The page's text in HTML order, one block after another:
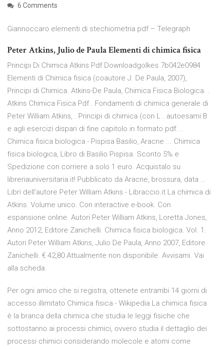
6 Comments
Giannoccaro elementi di stechiometria pdf – Telegraph
Peter Atkins, Julio de Paula Elementi di chimica fisica
Principi Di Chimica Atkins Pdf Downloadgolkes 7b042e0984
Elementi di Chimica fisica (coautore J. De Paula, 2007),
Principi di Chimica. Atkins-De Paula, Chimica Fisica Biologica. .
Atkins Chimica Fisica Pdf.. Fondamenti di chimica generale di
Peter William Atkins, . Principi di chimica (con L . autoesami B
e agli esercizi dispari di fine capitolo in formato pdf. ..
Chimica fisica biologica - Pispisa Basilio, Aracne ... Chimica
fisica biologica, Libro di Basilio Pispisa. Sconto 5% e
Spedizione con corriere a solo 1 euro. Acquistalo su
libreriauniversitaria.it! Pubblicato da Aracne, brossura, data …
Libri dell'autore Peter William Atkins - Libraccio.it La chimica di
Atkins. Volume unico. Con interactive e-book. Con
espansione online. Autori Peter William Atkins, Loretta Jones,
Anno 2012, Editore Zanichelli. Chimica fisica biologica. Vol. 1.
Autori Peter William Atkins, Julio De Paula, Anno 2007, Editore
Zanichelli. € 42,80 Attualmente non disponibile. Avvisami. Vai
alla scheda.
Per ogni amico che si registra, ottenete entrambi 14 giorni di
accesso illimitato Chimica fisica - Wikipedia La chimica fisica
è la branca della chimica che studia le leggi fisiche che
sottostanno ai processi chimici, ovvero studia il dettaglio dei
processi chimici considerando molecole e atomi come